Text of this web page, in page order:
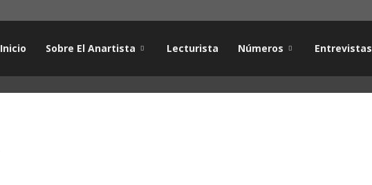
Inicio Sobre El Anartista Lecturista Números Entrevistas